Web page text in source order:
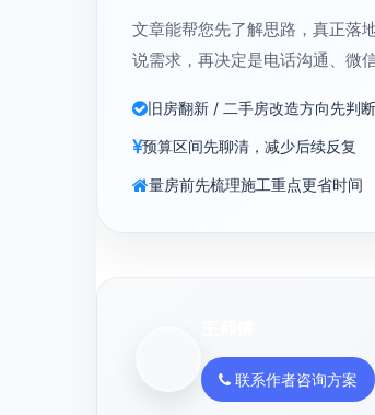
文章能帮您先了解思路，真正落
说需求，再决定是电话沟通、微
旧房翻新 / 二手房改造方向先判断
预算区间先聊清，减少后续反复
量房前先梳理施工重点更省时间
联系作者咨询方案